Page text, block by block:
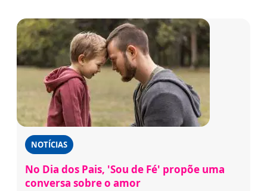
NOTÍCIAS
No Dia dos Pais, 'Sou de Fé' propõe uma
conversa sobre o amor